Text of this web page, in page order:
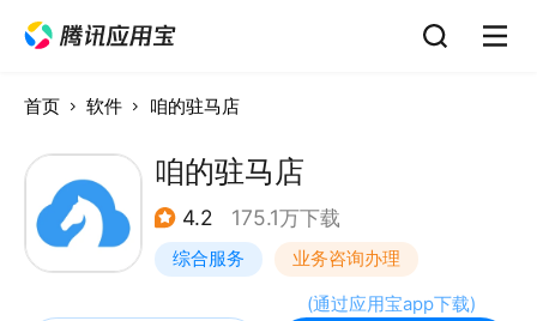
首页 软件 咱的驻马店
咱的驻马店
4.2 175.1万下载
综合服务 业务咨询办理
(通过应用宝app下载)